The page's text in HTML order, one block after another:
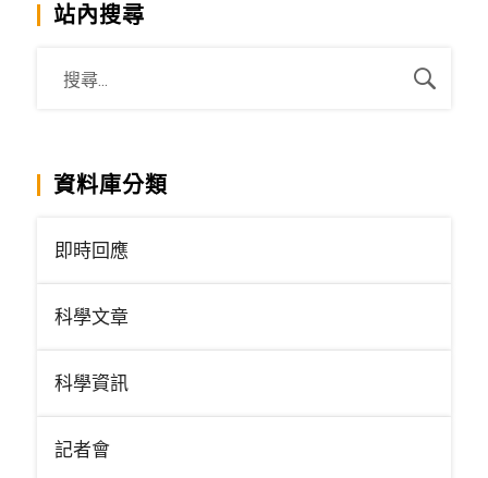
站內搜尋
資料庫分類
即時回應
科學文章
科學資訊
記者會